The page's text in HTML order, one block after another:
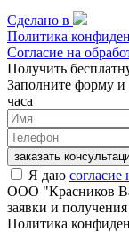
Сделано в
Политика
Согласие на
Получить
Заполните форму и
часа
заказать
Я даю
ООО "Красников
заявки и
Политика